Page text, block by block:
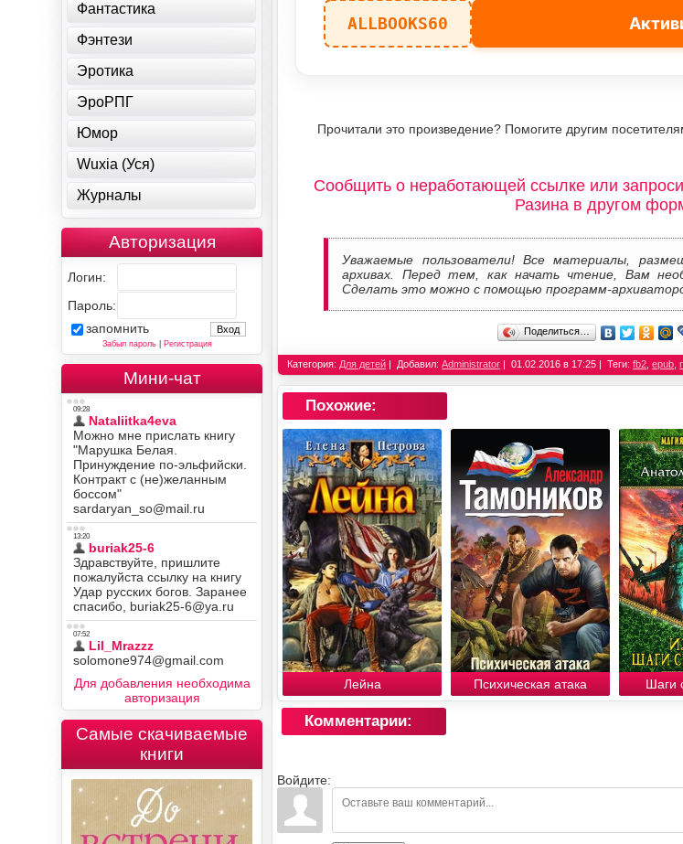
ALLBOOKS60
Прочитали это произведение? Помогите другим
Сообщить о неработающей ссылке или
Разина в другом
Уважаемые пользователи! Все материалы,
архивах. Перед тем, как начать чтение, Вам
Сделать это можно с помощью программ-
Поделиться…
Категория: Для детей Добавил:Administrator 01.02.2016 в 17:25 Теги:fb2 ,epub ,
Похожие:
Лейна Психическая атака Шаги
Комментарии:
Войдите:
Фантастика
Фэнтези
Эротика
ЭроРПГ
Юмор
Wuxia (Уся)
Журналы
Авторизация
Логин:
Пароль:
запомнить
Забыл пароль| Регистрация
Мини-чат
Для добавления необходима
авторизация
Самые скачиваемые
книги